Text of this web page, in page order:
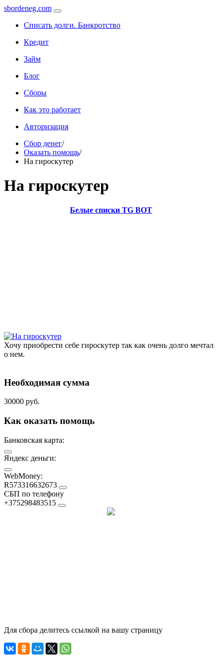
sbordeneg.com
Списать долги. Банкротство
Кредит
Займ
Блог
Сборы
Как это работает
Авторизация
Сбор денег/
Оказать помощь/
На гироскутер
На гироскутер
Белые списки TG BOT
Хочу приобрести себе гироскутер так как очень долго мечтал
о нем.
Необходимая сумма
30000 руб.
Как оказать помощь
Банковская карта:
Яндекс деньги:
WebMoney:
R573316632673
СБП по телефону
+375298483515
Для сбора делитесь ссылкой на вашу страницу